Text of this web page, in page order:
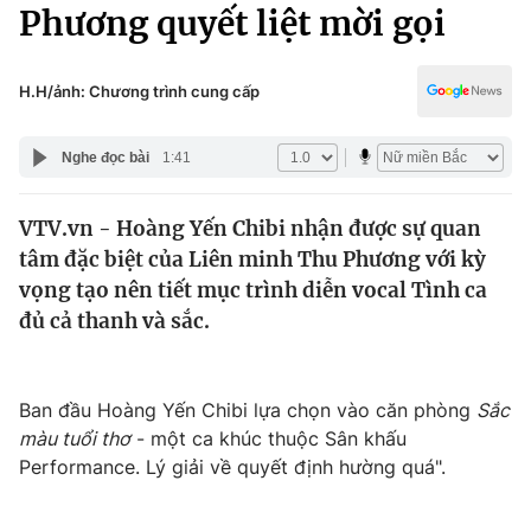
Chính trị
Pháp luật
Thế giới
Tin tức
Câu chuyện quốc tế
Tài chính
Thị trường
Dữ liệu và đời sống
Truyền hình
Y tế
Công nghệ
Phương quyết liệt mời gọi
H.H/ảnh: Chương trình cung cấp
Nghe đọc bài 1:41
VTV.vn - Hoàng Yến Chibi nhận được sự quan
tâm đặc biệt của Liên minh Thu Phương với kỳ
vọng tạo nên tiết mục trình diễn vocal Tình ca
đủ cả thanh và sắc.
Ban đầu Hoàng Yến Chibi lựa chọn vào căn phòng Sắc
màu tuổi thơ- một ca khúc thuộc Sân khấu
Performance. Lý giải về quyết định hường quá".